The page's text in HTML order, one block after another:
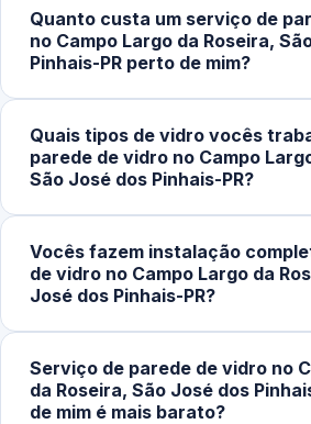
Quanto custa um serviço de
no Campo Largo da Roseira,
Pinhais-PR perto de mim?
estrutura e complexidade. Valores
R$280,00 e R$1.200,00 por m²,
WhatsApp.
Quais tipos de vidro vocês
parede de vidro no Campo
São José dos Pinhais-PR?
jateado, refletivo e laminado, em
10mm e 12mm conforme a
Vocês fazem instalação
de vidro no Campo Largo da
José dos Pinhais-PR?
vidro, incluindo painéis fixos,
fechamentos panorâmicos e
Serviço de parede de vidro no
da Roseira, São José dos
de mim é mais barato?